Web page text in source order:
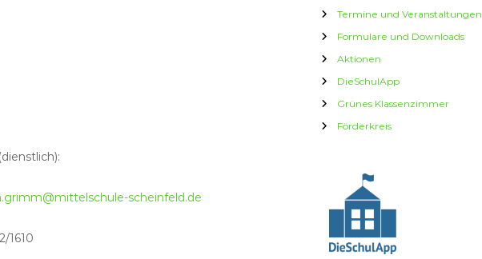
scheinfeld.de
1610
Termine und Veranstaltungen
Formulare und Downloads
Aktionen
DieSchulApp
Grünes Klassenzimmer
Förderkreis